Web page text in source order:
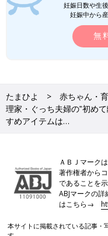
妊娠日数や生
妊娠中から
無
たまひよ 赤ちゃん・
理家・ぐっち夫婦の‟初め
すめアイテムは…
ＡＢＪマーク
著作権者から
であることを
ABJマークの
はこちら→
本サイトに掲載されている記事・